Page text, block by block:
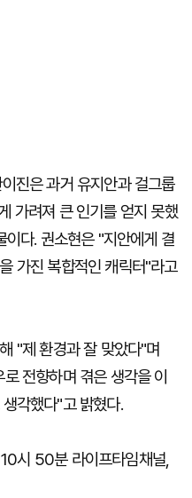
진은 과거 유지안과 걸그룹
가려져 큰 인기를 얻지 못했
다. 권소현은 "지안에게 결
가진 복합적인 캐릭터"라고
"제 환경과 잘 맞았다"며
전향하며 겪은 생각을 이
각했다"고 밝혔다.
시 50분 라이프타임채널,